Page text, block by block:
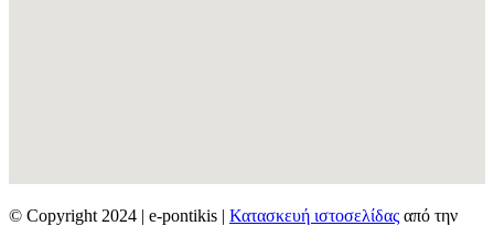
© Copyright 2024 | e-pontikis | Κατασκευή ιστοσελίδας από την